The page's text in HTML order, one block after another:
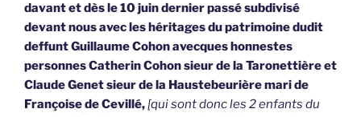
davant et dès le 10 juin dernier passé subdivisé
devant nous avec les héritages du patrimoine dudit
deffunt Guillaume Cohon avecques honnestes
personnes Catherin Cohon sieur de la Taronettière et
Claude Genet sieur de la Haustebeurière mari de
Françoise de Cevillé,[qui sont donc les 2 enfants du